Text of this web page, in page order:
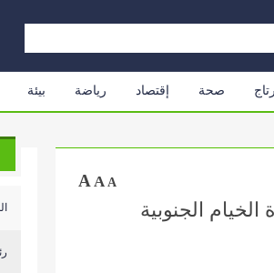
صحة إقتصاد رياضة بيئة
A A A
الجنوبية